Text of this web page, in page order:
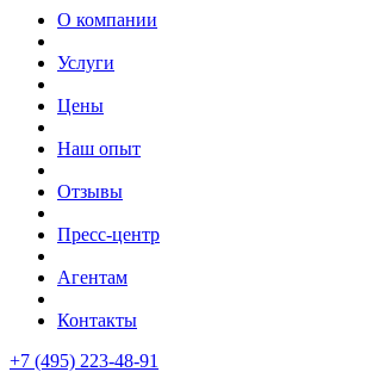
О компании
Услуги
Цены
Наш опыт
Отзывы
Пресс-центр
Агентам
Контакты
+7 (495) 223-48-91